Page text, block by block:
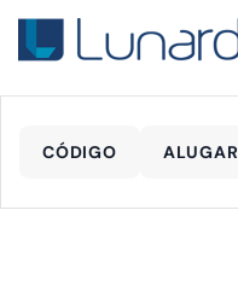
CÓDIGO ALUGAR